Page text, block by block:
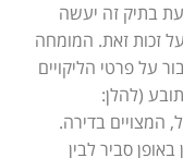
בתיק זה יעשה
על זכות זאת. המומחה
על פרטי הליקויים
(להלן:
המצויים בדירה.
סביר לבין